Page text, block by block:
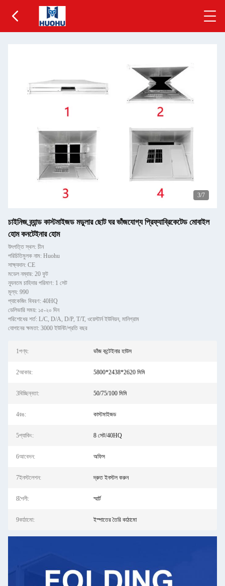
3/7
চাইনিজ ব্র্যান্ড কাস্টমাইজড মডুলার ছোট ঘর ভাঁজযোগ্য প্রিফ্যাব্রিকেটেড মোবাইল
হোম কনটেইনার হোম
উৎপত্তি স্থল: চীন
পরিচিতিমুলক নাম: Huohu
সাক্ষ্যদান: CE
মডেল নম্বার: 20 ফুট
ন্যূনতম চাহিদার পরিমাণ: 1 সেট
মূল্য: 990
প্যাকেজিং বিবরণ: 40HQ
ডেলিভারি সময়: ১৫-২০ দিন
পরিশোধের শর্ত: L/C, D/A, D/P, T/T, ওয়েস্টার্ন ইউনিয়ন, মানিগ্রাম
যোগানের ক্ষমতা: 3000 ইউনিট/প্রতি বছর
1পণ্য: ভাঁজ কন্টেইনার হাউস
2আকার: 5800*2438*2620 মিমি
3বিচ্ছিন্নতা: 50/75/100 মিমি
4রঙ: কাস্টমাইজড
5প্যাকিং: 8 সেট/40HQ
6আবেদন: অফিস
7ইনস্টলেশন: দ্রুত ইনস্টল করুন
8শৈলী: স্মার্ট
9কাঠামো: ইস্পাতের তৈরি কাঠামো